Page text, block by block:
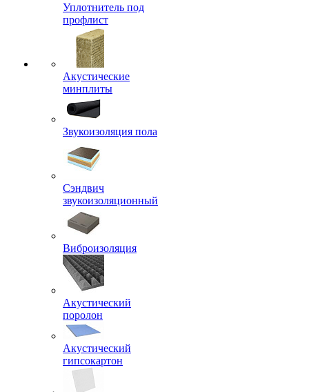
Уплотнитель под
профлист
Акустические
минплиты
Звукоизоляция пола
Сэндвич
звукоизоляционный
Виброизоляция
Акустический
поролон
Акустический
гипсокартон